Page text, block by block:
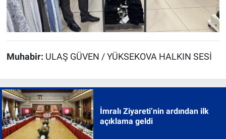
Muhabir: ULAŞ GÜVEN / YÜKSEKOVA HALKIN SESİ
İmralı Ziyareti’nin ardından ilk
açıklama geldi